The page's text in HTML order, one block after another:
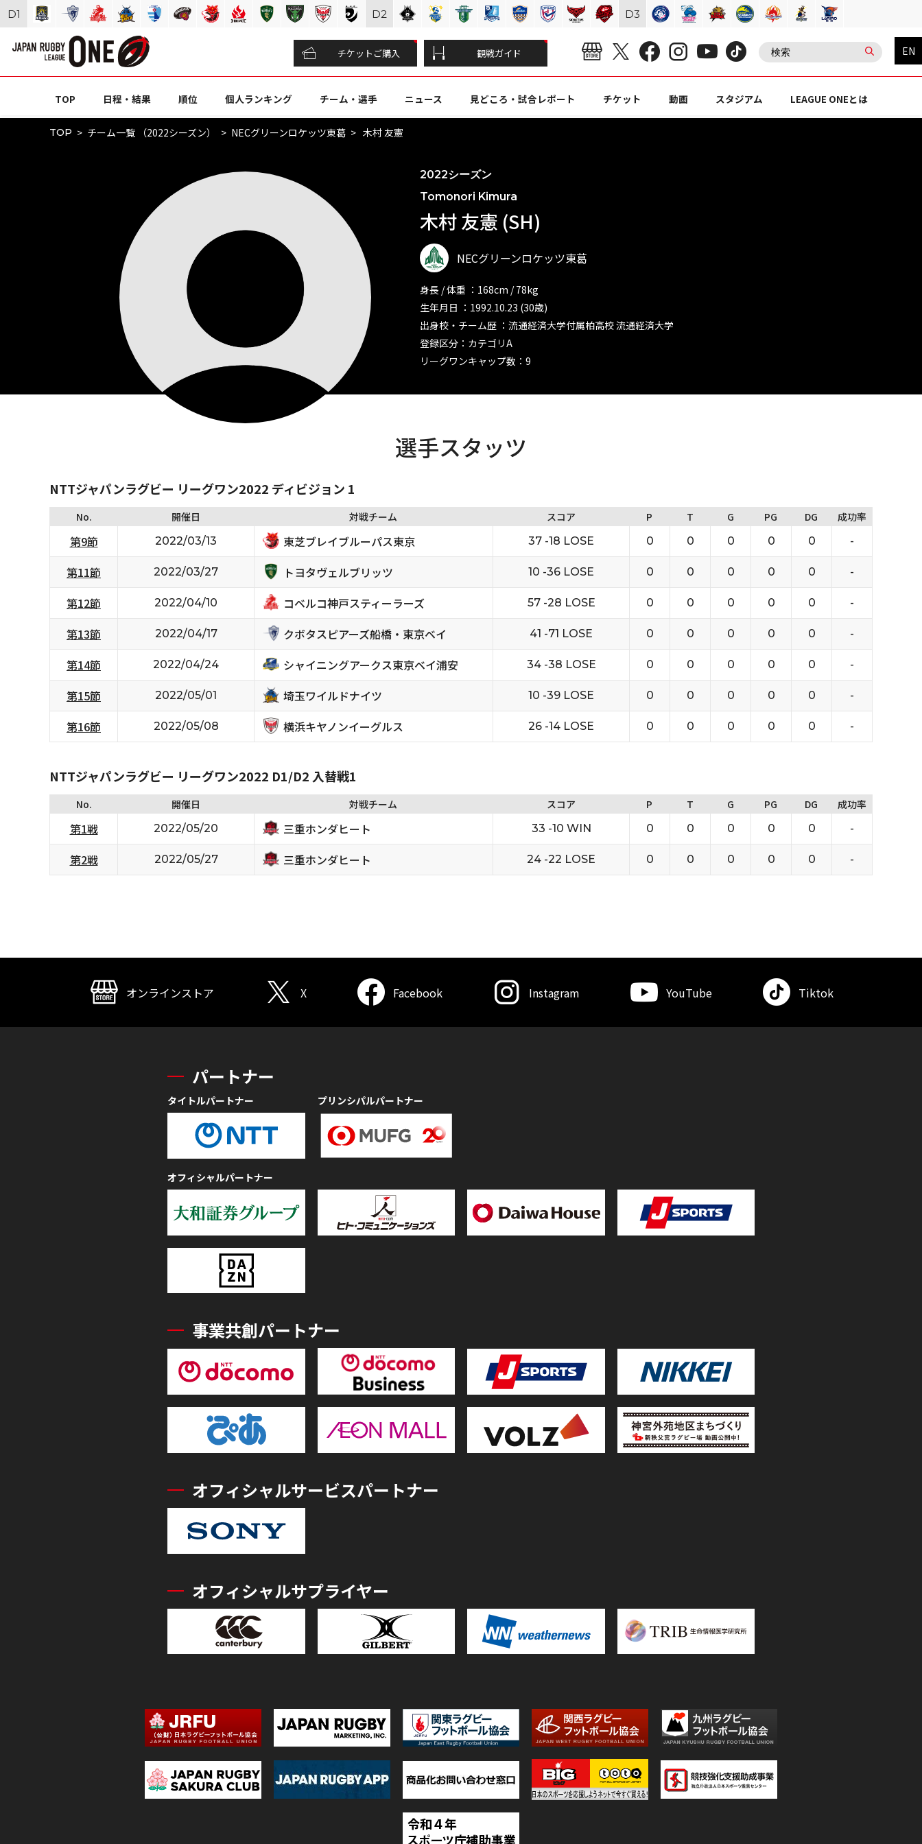
チケットご購入 観戦ガイド EN
TOP 日程・結果 順位 個人ランキング チーム・選手 ニュース 見どころ・試合レポート チケット 動画 スタジアム LEAGUE ONEとは
TOP チーム一覧 （2022シーズン） NECグリーンロケッツ東葛 木村 友憲
2022シーズン
Tomonori Kimura
木村 友憲 (SH)
NECグリーンロケッツ東葛
身長 / 体重 ：168cm / 78kg
生年月日 ：1992.10.23 (30歳)
出身校・チーム歴 ：流通経済大学付属柏高校 流通経済大学
登録区分：カテゴリA
リーグワンキャップ数：9
選手スタッツ
NTTジャパンラグビー リーグワン2022 ディビジョン 1
No. 開催日 対戦チーム スコア P T G PG DG 成功率
第9節 2022/03/13 東芝ブレイブルーパス東京 37 -18 LOSE 0 0 0 0 0 -
第11節 2022/03/27 トヨタヴェルブリッツ 10 -36 LOSE 0 0 0 0 0 -
第12節 2022/04/10 コベルコ神戸スティーラーズ 57 -28 LOSE 0 0 0 0 0 -
第13節 2022/04/17 クボタスピアーズ船橋・東京ベイ 41 -71 LOSE 0 0 0 0 0 -
第14節 2022/04/24 シャイニングアークス東京ベイ浦安 34 -38 LOSE 0 0 0 0 0 -
第15節 2022/05/01 埼玉ワイルドナイツ 10 -39 LOSE 0 0 0 0 0 -
第16節 2022/05/08 横浜キヤノンイーグルス 26 -14 LOSE 0 0 0 0 0 -
NTTジャパンラグビー リーグワン2022 D1/D2 入替戦1
No. 開催日 対戦チーム スコア P T G PG DG 成功率
第1戦 2022/05/20 三重ホンダヒート 33 -10 WIN 0 0 0 0 0 -
第2戦 2022/05/27 三重ホンダヒート 24 -22 LOSE 0 0 0 0 0 -
D1 D2 D3
オンラインストア X Facebook Instagram YouTube Tiktok
パートナー
タイトルパートナー プリンシパルパートナー
オフィシャルパートナー
事業共創パートナー
オフィシャルサービスパートナー
オフィシャルサプライヤー